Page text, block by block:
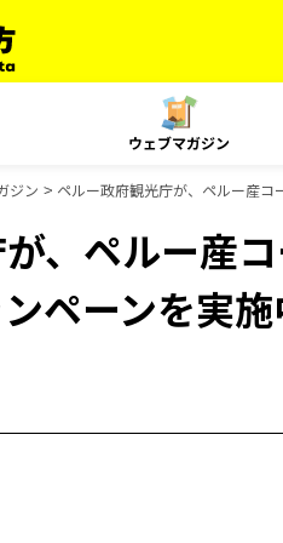
ウェブマガジン
ジン ペルー政府観光庁が、ペルー産コ
、ペルー産
ペーンを実施